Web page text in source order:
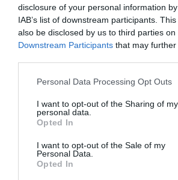
disclosure of your personal information
IAB’s list of downstream participants.
also be disclosed by us to third parties on
Downstream Participants that may
Personal Data Processing Opt Outs
I want to opt-out of the Sharing of my
personal data.
Opted In
I want to opt-out of the Sale of my
Personal Data.
Opted In
DIARIO DE LA
Diario de la corrupción
Oír se manifiesta delante de
“Pedro Sánchez es un
Artículos anteriores
Opinión
Enormes minucias